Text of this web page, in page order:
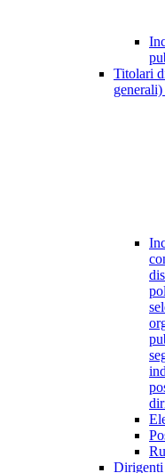
Titolari
generali)
Dirigenti